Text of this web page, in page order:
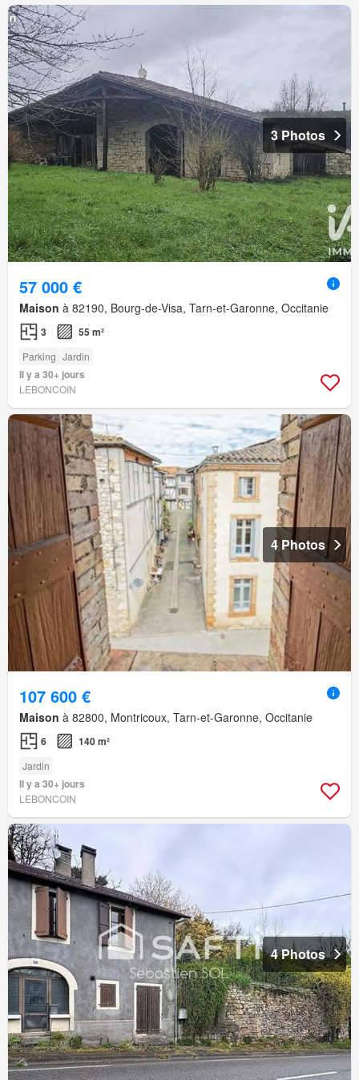
3 Photos
57 000 €
Maison à 82190, Bourg-de-Visa, Tarn-et-Garonne, Occitanie
3 55 m²
Parking Jardin
Il y a 30+ jours
LEBONCOIN
4 Photos
107 600 €
Maison à 82800, Montricoux, Tarn-et-Garonne, Occitanie
6 140 m²
Jardin
Il y a 30+ jours
LEBONCOIN
4 Photos